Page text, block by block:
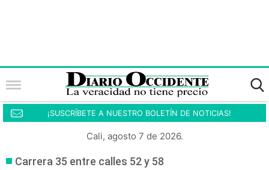
¡SUSCRÍBETE A NUESTRO BOLETÍN DE NOTICIAS!
Cali, agosto 7 de 2026.
Carrera 35 entre calles 52 y 58